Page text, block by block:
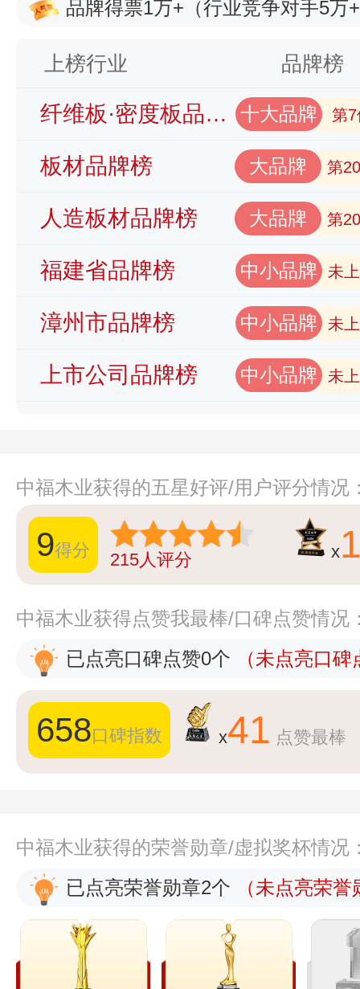
品牌得票1万+ （行业竞争对手5万
上榜行业 品牌榜
纤维板·密度板品牌榜 十大品牌 第7
板材品牌榜 大品牌 第
人造板材品牌榜 大品牌 第
福建省品牌榜 中小品牌 未
漳州市品牌榜 中小品牌 未
上市公司品牌榜 中小品牌 未
中福木业获得的五星好评/用户评分情况
9得分 215人评分 x
中福木业获得点赞我最棒/口碑点赞情况
已点亮口碑点赞0个
（未点亮口
658口碑指数 x41 点赞最棒
中福木业获得的荣誉勋章/虚拟奖杯情况
已点亮荣誉勋章2个
（未点亮荣